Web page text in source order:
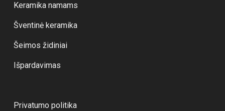
Keramika namams
Šventinė keramika
Šeimos židiniai
Išpardavimas
Privatumo politika